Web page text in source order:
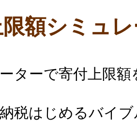
額シミュ
ターで寄付上限
税はじめるバイ